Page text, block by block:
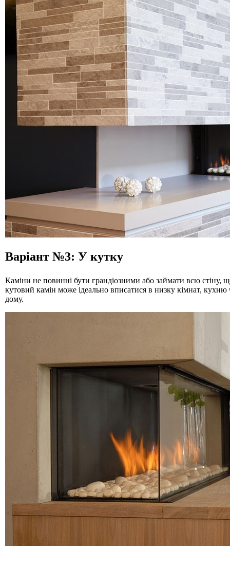
Варіант №3: У кутку
Каміни не повинні бути грандіозними або займати всю
кутовий камін може ідеально вписатися в низку кімнат,
дому.